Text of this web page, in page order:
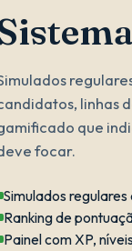
linhas
que
focar.
Simulados
Ranking de
Painel com XP,